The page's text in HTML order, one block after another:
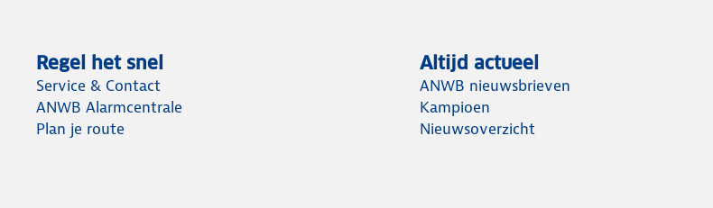
Regel het snel
Service & Contact
ANWB Alarmcentrale
Plan je route
Altijd actueel
ANWB nieuwsbrieven
Kampioen
Nieuwsoverzicht